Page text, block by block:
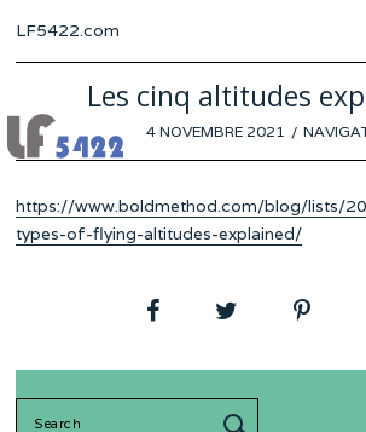
LF5422.com
Les cinq altitudes
POSTED
4 NOVEMBRE 2021 19
https://www.boldmethod.com/blog/lists/
types-of-flying-altitudes-explained/